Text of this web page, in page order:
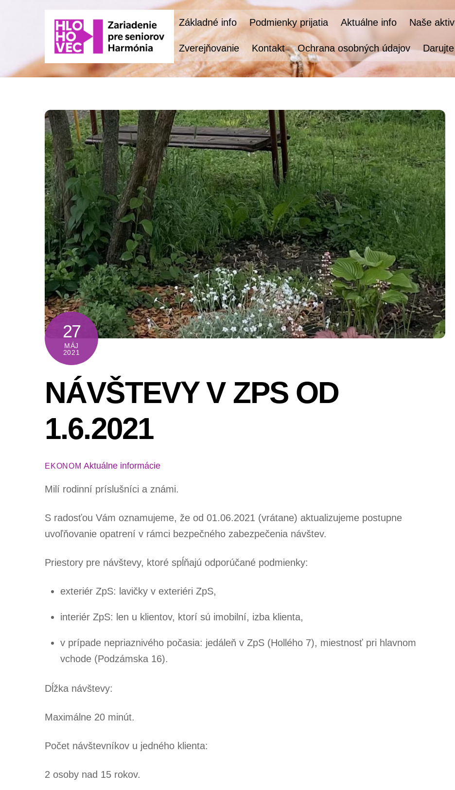
Základné info Podmienky prijatia Aktuálne info Naše
Zverejňovanie Kontakt Ochrana osobných údajov
27
MÁJ
2021
NÁVŠTEVY V ZPS OD
1.6.2021
EKONOM Aktuálne informácie
Milí rodinní príslušníci a známi.
S radosťou Vám oznamujeme, že od 01.06.2021 (vrátane) aktualizujeme postupne
uvoľňovanie opatrení v rámci bezpečného zabezpečenia návštev.
Priestory pre návštevy, ktoré spĺňajú odporúčané podmienky:
exteriér ZpS: lavičky v exteriéri ZpS,
interiér ZpS: len u klientov, ktorí sú imobilní, izba klienta,
v prípade nepriaznivého počasia: jedáleň v ZpS (Hollého 7), miestnosť pri hlavnom
vchode (Podzámska 16).
Dĺžka návštevy:
Maximálne 20 minút.
Počet návštevníkov u jedného klienta:
2 osoby nad 15 rokov.